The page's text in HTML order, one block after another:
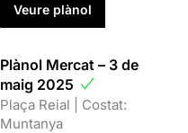
Veure plànol
Plànol Mercat – 3 de
maig 2025
Plaça Reial | Costat:
Muntanya